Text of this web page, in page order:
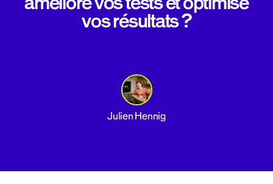
vos résultats ?
Julien Hennig